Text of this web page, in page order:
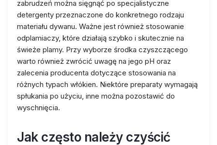
zabrudzeń można sięgnąć po specjalistyczne
detergenty przeznaczone do konkretnego rodzaju
materiału dywanu. Ważne jest również stosowanie
odplamiaczy, które działają szybko i skutecznie na
świeże plamy. Przy wyborze środka czyszczącego
warto również zwrócić uwagę na jego pH oraz
zalecenia producenta dotyczące stosowania na
różnych typach włókien. Niektóre preparaty wymagają
spłukania po użyciu, inne można pozostawić do
wyschnięcia.
Jak często należy czyścić